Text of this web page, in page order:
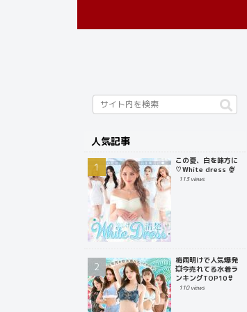
人気記事
この夏、白を味方に
♡White dress 🍨
113 views
梅雨明けで人気爆発
💥今売れてる水着ラ
ンキングTOP10👙
110 views